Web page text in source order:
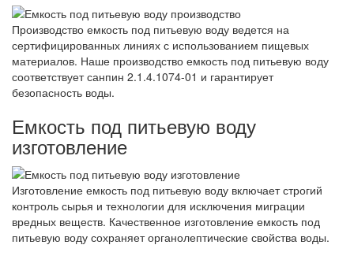
Производство емкость под питьевую воду ведется на
сертифицированных линиях с использованием пищевых
материалов. Наше производство емкость под питьевую воду
соответствует санпин 2.1.4.1074-01 и гарантирует
безопасность воды.
Емкость под питьевую воду
изготовление
Изготовление емкость под питьевую воду включает строгий
контроль сырья и технологии для исключения миграции
вредных веществ. Качественное изготовление емкость под
питьевую воду сохраняет органолептические свойства воды.